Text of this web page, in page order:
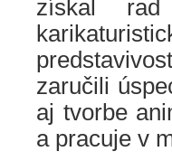
získal rad
zaručili
aj tvorbe
a pracuje v